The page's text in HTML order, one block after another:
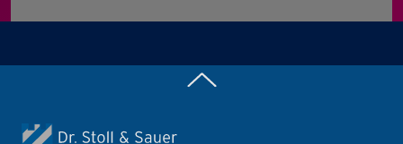
Zurück nach oben